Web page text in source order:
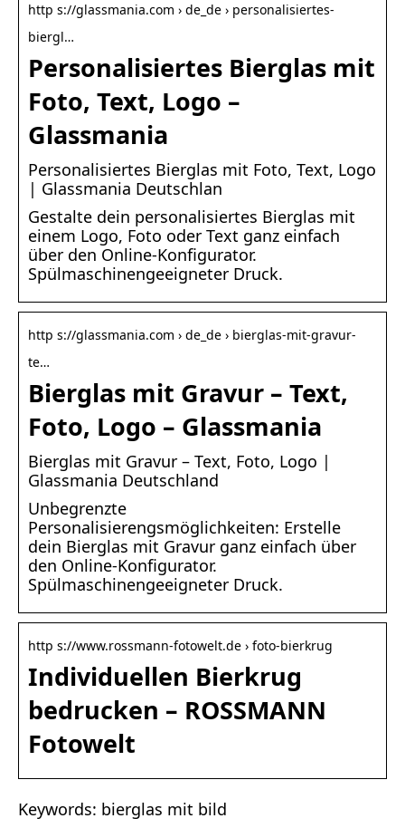
http s://glassmania.com › de_de › personalisiertes-
biergl…
Personalisiertes Bierglas mit
Foto, Text, Logo –
Glassmania
Personalisiertes Bierglas mit Foto, Text, Logo
| Glassmania Deutschlan
Gestalte dein personalisiertes Bierglas mit
einem Logo, Foto oder Text ganz einfach
über den Online-Konfigurator.
Spülmaschinengeeigneter Druck.
http s://glassmania.com › de_de › bierglas-mit-gravur-
te…
Bierglas mit Gravur – Text,
Foto, Logo – Glassmania
Bierglas mit Gravur – Text, Foto, Logo |
Glassmania Deutschland
Unbegrenzte
Personalisierengsmöglichkeiten: Erstelle
dein Bierglas mit Gravur ganz einfach über
den Online-Konfigurator.
Spülmaschinengeeigneter Druck.
http s://www.rossmann-fotowelt.de › foto-bierkrug
Individuellen Bierkrug
bedrucken – ROSSMANN
Fotowelt
Keywords: bierglas mit bild